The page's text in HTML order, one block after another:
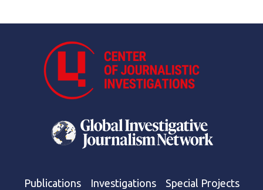
Publications Investigations Special Projects